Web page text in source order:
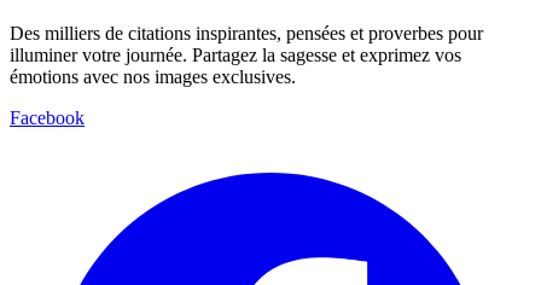
Des milliers de citations inspirantes, pensées et proverbes pour
illuminer votre journée. Partagez la sagesse et exprimez vos
émotions avec nos images exclusives.
Facebook